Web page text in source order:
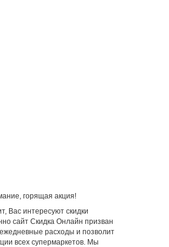
горящая акция!
Вас интересуют скидки
сайт Скидка Онлайн призван
расходы и позволит
всех супермаркетов. Мы